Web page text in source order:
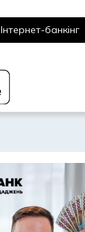
Інтернет-банкінг